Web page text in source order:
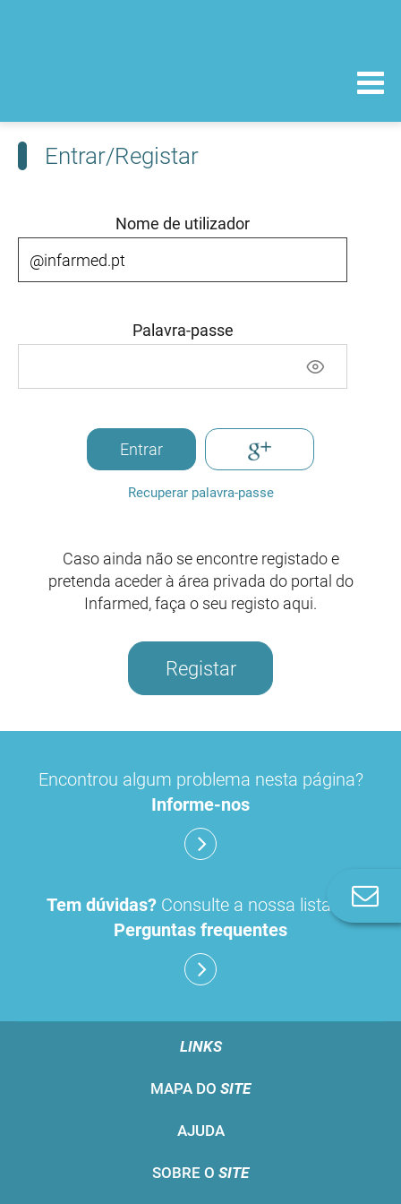
Entrar/Registar
Nome de utilizador
Palavra-passe
Entrar
Recuperar palavra-passe
Caso ainda não se encontre registado e
pretenda aceder à área privada do portal do
Infarmed, faça o seu registo aqui.
Registar
Encontrou algum problema nesta página?
Informe-nos
Tem dúvidas? Consulte a nossa lista de
Perguntas frequentes
LINKS
MAPA DO SITE
AJUDA
SOBRE O SITE